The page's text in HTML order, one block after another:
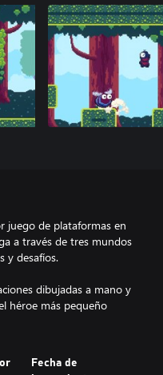
juego de plataformas en
a través de tres mundos
y desafíos.
dibujadas a mano y
héroe más pequeño
Fecha de